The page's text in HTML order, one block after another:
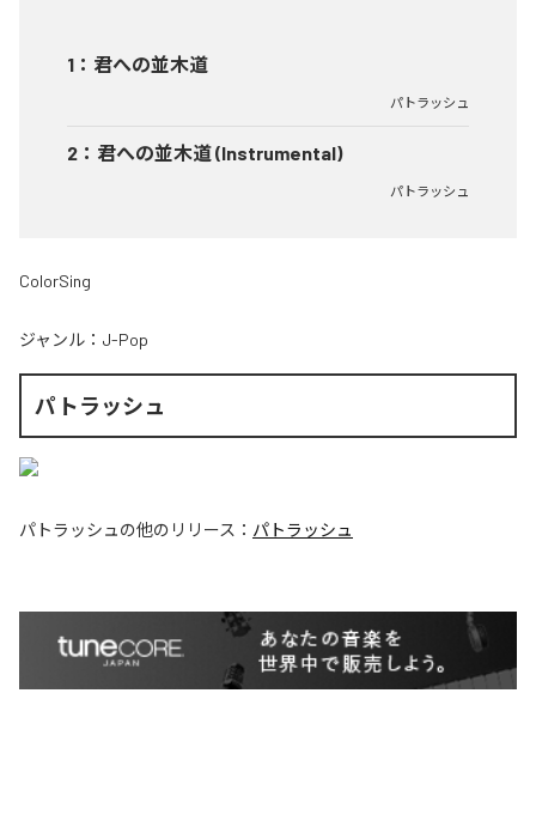
1 ： 君への並木道
パトラッシュ
2 ： 君への並木道 (Instrumental)
パトラッシュ
ColorSing
ジャンル： J-Pop
パトラッシュ
パトラッシュの他のリリース： パトラッシュ